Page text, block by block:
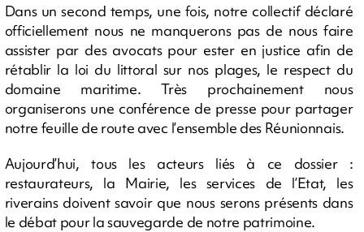
Dans un second temps, une fois, notre collectif déclaré
officiellement nous ne manquerons pas de nous faire
assister par des avocats pour ester en justice afin de
rétablir la loi du littoral sur nos plages, le respect du
domaine maritime. Très prochainement nous
organiserons une conférence de presse pour partager
notre feuille de route avec l’ensemble des Réunionnais.
Aujourd’hui, tous les acteurs liés à ce dossier :
restaurateurs, la Mairie, les services de l’Etat, les
riverains doivent savoir que nous serons présents dans
le débat pour la sauvegarde de notre patrimoine.